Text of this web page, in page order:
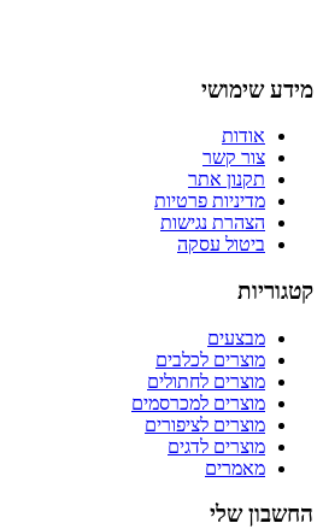
מידע שימושי
אודות
צור קשר
תקנון אתר
מדיניות פרטיות
הצהרת נגישות
ביטול עסקה
קטגוריות
מבצעים
מוצרים לכלבים
מוצרים לחתולים
מוצרים למכרסמים
מוצרים לציפורים
מוצרים לדגים
מאמרים
החשבון שלי